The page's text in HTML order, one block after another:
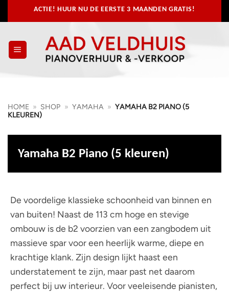
naar
ACTIE! HUUR NU DE EERSTE 3 MAANDEN GRATIS!
HOME » SHOP » YAMAHA » YAMAHA B2 PIANO (5
KLEUREN)
Yamaha B2 Piano (5 kleuren)
De voordelige klassieke schoonheid van binnen en
van buiten! Naast de 113 cm hoge en stevige
ombouw is de b2 voorzien van een zangbodem uit
massieve spar voor een heerlijk warme, diepe en
krachtige klank. Zijn design lijkt haast een
understatement te zijn, maar past net daarom
perfect bij uw interieur. Voor veeleisende pianisten,